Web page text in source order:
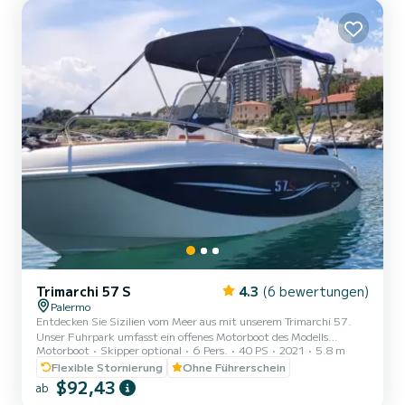
Stauräume ermöglichen es, Tasc...
Trimarchi 57 S 4.3 (6 bewertungen)
Palermo
Entdecken Sie Sizilien vom Meer aus mit unserem Trimarchi 57.
Unser Fuhrpark umfasst ein offenes Motorboot des Modells
Trimarchi 57, perfekt für ein Erlebnis auf See ohne die
Notwendigkeit eines Bootsführers oder Skippers. Das Boot wurde
2021 gebaut und ist mit einem effizienten 40-PS-4-Takt-Motor
ausgestattet, ideal für ruhige Küstenausflüge in vollkommener
Motorboot Skipper optional 6 Pers. 40 PS 2021
5.8 m
Flexible Stornierung
Ohne Führerschein
ab $92,43